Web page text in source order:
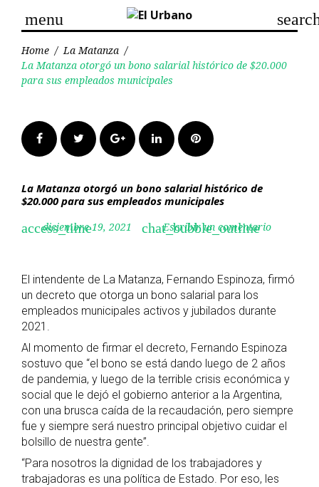
menu
Home / La Matanza /
La Matanza otorgó un bono salarial histórico de $20.000
para sus empleados municipales
FacebookTwitter Google+LinkedInPinterest
La Matanza otorgó un bono salarial histórico de
$20.000 para sus empleados municipales
access_time
diciembre 19, 2021 chat_bubble_outline
Escribir un comentario
El intendente de La Matanza, Fernando Espinoza, firmó
un decreto que otorga un bono salarial para los
empleados municipales activos y jubilados durante
2021.
Al momento de firmar el decreto, Fernando Espinoza
sostuvo que “el bono se está dando luego de 2 años
de pandemia, y luego de la terrible crisis económica y
social que le dejó el gobierno anterior a la Argentina,
con una brusca caída de la recaudación, pero siempre
fue y siempre será nuestro principal objetivo cuidar el
bolsillo de nuestra gente”.
“Para nosotros la dignidad de los trabajadores y
trabajadoras es una política de Estado. Por eso, les